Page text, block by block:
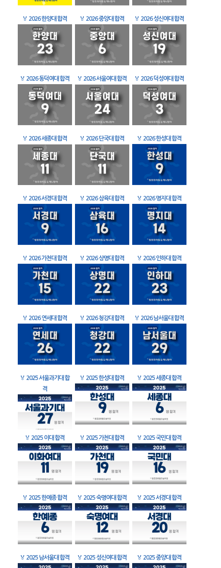
🏅 2026 한양대 합격 🏅 2026 중앙대 합격 🏅 2026 성신여대 합격
🏅 2026 동덕여대 합격 🏅 2026 서울여대 합격 🏅 2026 덕성여대 합격
🏅 2026 세종대 합격 🏅 2026 단국대 합격 🏅 2026 한성대 합격
🏅 2026 서경대 합격 🏅 2026 삼육대 합격 🏅 2026 명지대 합격
🏅 2026 가천대 합격 🏅 2026 상명대 합격 🏅 2026 인하대 합격
🏅 2026 연세대 합격 🏅 2026 청강대 합격 🏅 2026 남서울대 합격
🏅 2025 서울과기대 합
격
🏅 2025 한성대 합격 🏅 2025 세종대 합격
🏅 2025 이대 합격 🏅 2025 가천대 합격 🏅 2025 국민대 합격
🏅 2025 한예종 합격 🏅 2025 숙명여대 합격 🏅 2025 서경대 합격
🏅 2025 남서울대 합격 🏅 2025 성신여대 합격 🏅 2025 중앙대 합격